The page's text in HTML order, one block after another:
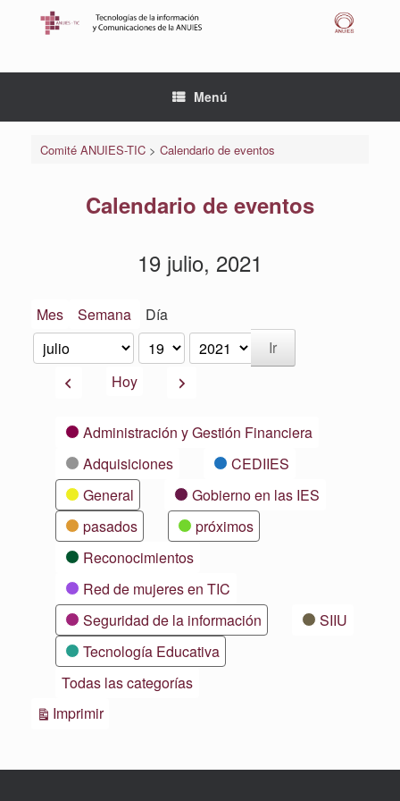
Menú
Comité ANUIES-TIC> Calendario de eventos
Calendario de eventos
19 julio, 2021
Mes Semana Día
Mes
Día
Año
AnteriorHoy Siguiente
CategoríasAdministración y Gestión Financiera
Adquisiciones
CEDIIES
General
Gobierno en las IES
pasados
próximos
Reconocimientos
Red de mujeres en TIC
Seguridad de la información
SIIU
Tecnología Educativa
Todas las categorías
ImprimirVistas